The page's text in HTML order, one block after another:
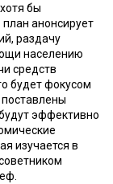
бы
анонсирует
раздачу
населению
средств
будет фокусом
эффективно
изучается в